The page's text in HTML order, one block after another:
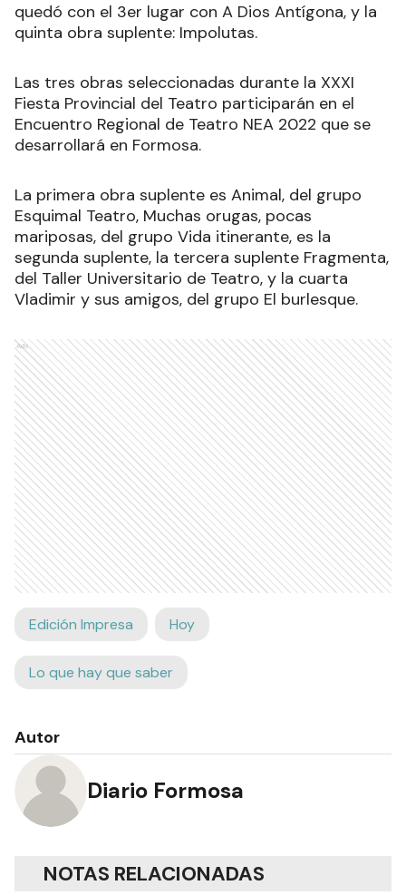
quedó con el 3er lugar con A Dios Antígona, y la
quinta obra suplente: Impolutas.
Las tres obras seleccionadas durante la XXXI
Fiesta Provincial del Teatro participarán en el
Encuentro Regional de Teatro NEA 2022 que se
desarrollará en Formosa.
La primera obra suplente es Animal, del grupo
Esquimal Teatro, Muchas orugas, pocas
mariposas, del grupo Vida itinerante, es la
segunda suplente, la tercera suplente Fragmenta,
del Taller Universitario de Teatro, y la cuarta
Vladimir y sus amigos, del grupo El burlesque.
Ads
Edición Impresa Hoy
Lo que hay que saber
Autor
Diario Formosa
NOTAS RELACIONADAS